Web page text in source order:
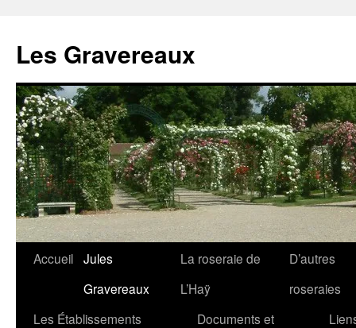
contenu
Les Gravereaux
Accueil Jules
Gravereaux
La roseraie de
L’Haÿ
D’autres
roseraies
Les Établissements
Documents et